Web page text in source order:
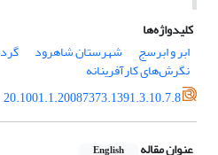
کلیدواژه‌ها
ابر و ابرسج
شهرستان شاهرود
نگرش‌های کارآفرینانه
20.1001.1.20087373.1391.3.10.7.8
عنوان مقاله English